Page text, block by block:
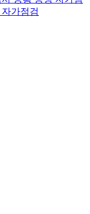
가점검